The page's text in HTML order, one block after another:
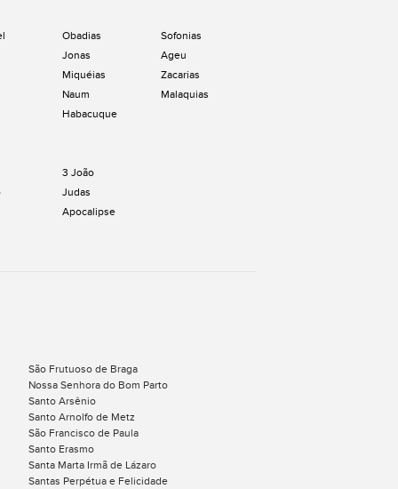
Obadias
Jonas
Miquéias
Naum
Habacuque
Sofonias
Ageu
Zacarias
Malaquias
3 João
Judas
Apocalipse
São Frutuoso de Braga
Nossa Senhora do Bom Parto
Santo Arsênio
Santo Arnolfo de Metz
São Francisco de Paula
Santo Erasmo
Santa Marta Irmã de Lázaro
Santas Perpétua e Felicidade